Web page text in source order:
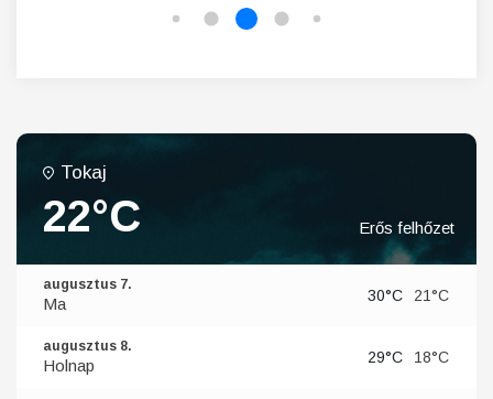
Tokaj
22°C Erős felhőzet
augusztus 7.
Ma 30°C 21°C
augusztus 8.
Holnap 29°C 18°C